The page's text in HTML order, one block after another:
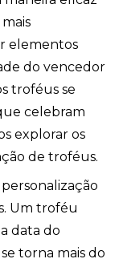
elementos
do vencedor
troféus se
celebram
explorar os
de troféus.
personalização
Um troféu
data do
torna mais do